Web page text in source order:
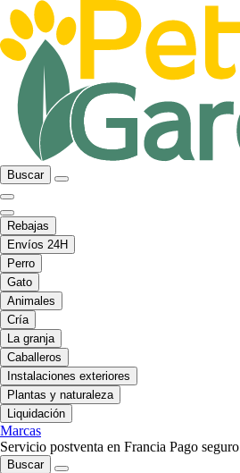
Buscar
Rebajas
Envíos 24H
Perro
Gato
Animales
Cría
La granja
Caballeros
Instalaciones exteriores
Plantas y naturaleza
Liquidación
Marcas
Servicio postventa en Francia Pago seguro
Buscar